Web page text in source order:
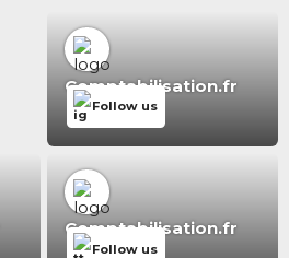
Comptabilisation.fr
Follow us
Comptabilisation.fr
Follow us